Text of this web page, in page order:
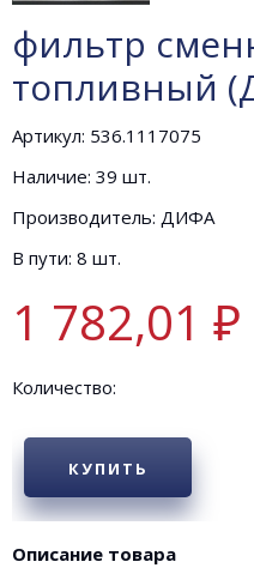
фильтр
топливный
Артикул: 536.1117075
Наличие: 39 шт.
Производитель: ДИФА
В пути: 8 шт.
1 782,01 ₽
Количество:
КУПИТЬ
Описание товара